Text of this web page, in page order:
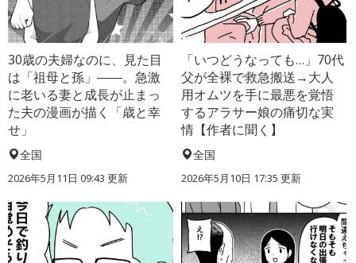
30歳の夫婦なのに、見た目
は「祖母と孫」――。急激
に老いる妻と成長が止まっ
た夫の漫画が描く「歳と幸
せ」
全国
2026年5月11日 09:43 更新
「いつどうなっても…」70代
父が全裸で救急搬送→大人
用オムツを手に最悪を覚悟
するアラサー娘の痛切な実
情【作者に聞く】
全国
2026年5月10日 17:35 更新